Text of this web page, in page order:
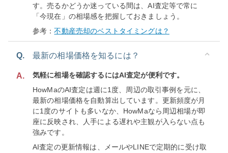
す。売るかどうか迷っている間は、AI査定等で常に
「今現在」の相場感を把握しておきましょう。
参考：不動産売却のベストタイミングは？
Q. 最新の相場価格を知るには？
A.
気軽に相場を確認するにはAI査定が便利です。
HowMaのAI査定は週に1度、周辺の取引事例を元に、
最新の相場価格を自動算出しています。更新頻度が月
に1度のサイトも多いなか、HowMaなら周辺相場が即
座に反映され、人手による遅れや主観が入らない点も
強みです。
AI査定の更新情報は、メールやLINEで定期的に受け取